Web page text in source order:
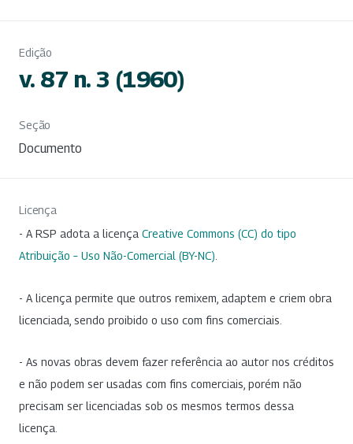
Edição
v. 87 n. 3 (1960)
Seção
Documento
Licença
- A RSP adota a licença Creative Commons (CC) do tipo
Atribuição – Uso Não-Comercial (BY-NC)
- A licença permite que outros remixem, adaptem e criem obra
licenciada, sendo proibido o uso com fins comerciais.
- As novas obras devem fazer referência ao autor nos créditos
e não podem ser usadas com fins comerciais, porém não
precisam ser licenciadas sob os mesmos termos dessa
licença.